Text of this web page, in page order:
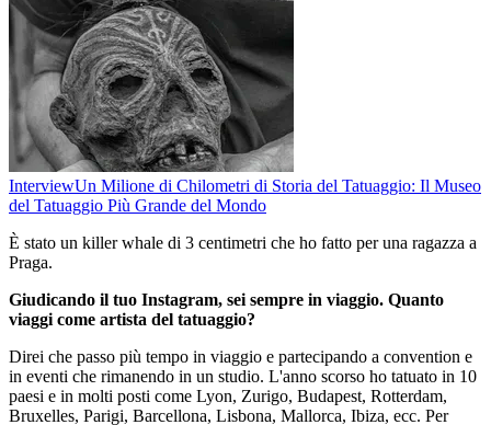
InterviewUn Milione di Chilometri di Storia del Tatuaggio: Il Museo
del Tatuaggio Più Grande del Mondo
È stato un killer whale di 3 centimetri che ho fatto per una ragazza a
Praga.
Giudicando il tuo Instagram, sei sempre in viaggio. Quanto
viaggi come artista del tatuaggio?
Direi che passo più tempo in viaggio e partecipando a convention e
in eventi che rimanendo in un studio. L'anno scorso ho tatuato in 10
paesi e in molti posti come Lyon, Zurigo, Budapest, Rotterdam,
Bruxelles, Parigi, Barcellona, Lisbona, Mallorca, Ibiza, ecc. Per